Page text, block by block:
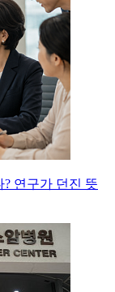
연구가 던진 뜻